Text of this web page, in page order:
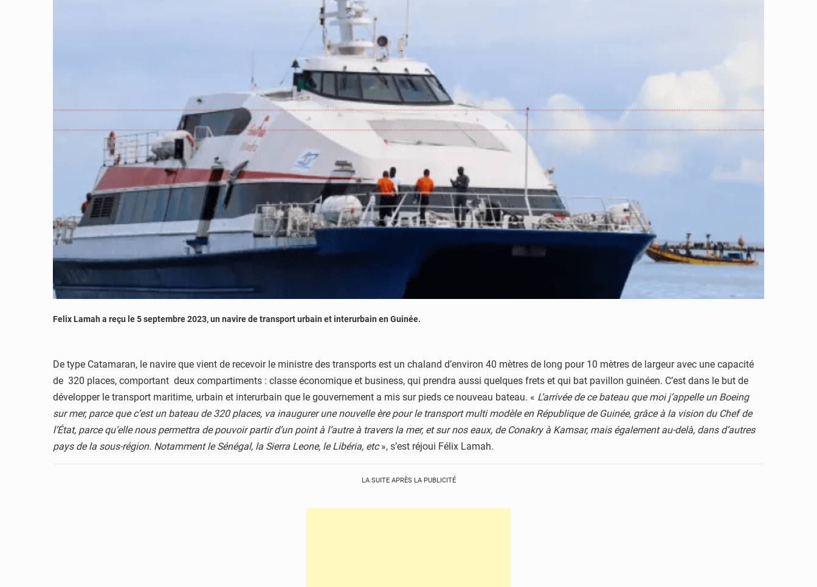
Felix Lamah a reçu le 5 septembre 2023, un navire de transport urbain et interurbain en Guinée.
De type Catamaran, le navire que vient de recevoir le ministre des transports est un chaland d’environ 40 mètres de long pour 10 mètres de largeur avec une capacité
de 320 places, comportant deux compartiments : classe économique et business, qui prendra aussi quelques frets et qui bat pavillon guinéen. C’est dans le but de
développer le transport maritime, urbain et interurbain que le gouvernement a mis sur pieds ce nouveau bateau. « L’arrivée de ce bateau que moi j’appelle un Boeing
sur mer, parce que c’est un bateau de 320 places, va inaugurer une nouvelle ère pour le transport multi modèle en République de Guinée, grâce à la vision du Chef de
l’État, parce qu’elle nous permettra de pouvoir partir d’un point à l’autre à travers la mer, et sur nos eaux, de Conakry à Kamsar, mais également au-delà, dans d’autres
pays de la sous-région. Notamment le Sénégal, la Sierra Leone, le Libéria, etc», s’est réjoui Félix Lamah.
LA SUITE APRÈS LA PUBLICITÉ